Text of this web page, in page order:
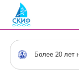
Более 20 лет